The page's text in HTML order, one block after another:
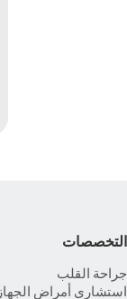
التخصصات
جراحة القلب
استشاري أمراض